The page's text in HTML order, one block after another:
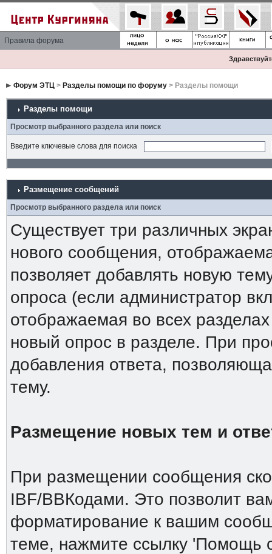
Правила форума
Форум ЭТЦ> Разделы помощи по форуму> Разделы помощи
Разделы помощи
Просмотр выбранного раздела или поиск
Введите ключевые слова для поиска
Размещение сообщений
Просмотр выбранного раздела или поиск
Существует три различных
нового сообщения,
позволяет добавлять новую
опроса (если администратор
отображаемая во всех
новый опрос в разделе. При
добавления ответа,
тему.
Размещение новых тем и
При размещении сообщения
IBF/BBКодами. Это позволит
форматирование к вашим
теме, нажмите ссылку 'Помощь